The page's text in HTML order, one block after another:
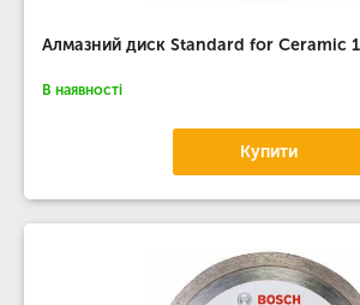
Алмазний диск Standard for Ceramic
В наявності
Купити